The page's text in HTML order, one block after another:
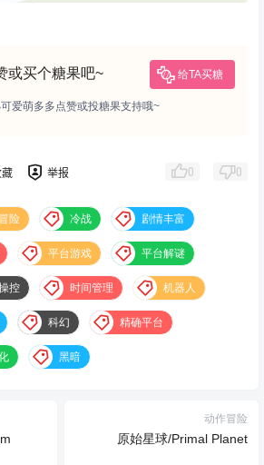
或买个糖果吧~ 给TA买糖
爱萌多多点赞或投糖果支持哦~
藏 举报 0 0
冒险 冷战 剧情丰富
平台游戏 平台解谜
控 时间管理 机器人
科幻 精确平台
黑暗
动作冒险
原始星球/Primal Planet